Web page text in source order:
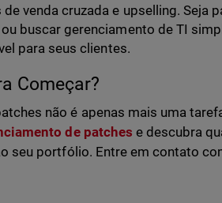
venda cruzada e upselling. Seja
buscar gerenciamento de TI
para seus clientes.
Começar?
não é apenas mais uma
de patches e descubra
seu portfólio. Entre em contato